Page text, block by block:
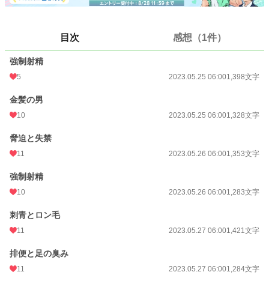
初回公開日時 2023.05.25 06:00
月間ポイント
累計ポイント
目次 感想（1件）
強制射精
5 2023.05.25 06:001,398文字
金髪の男
10 2023.05.25 06:001,328文字
脅迫と失禁
11 2023.05.26 06:001,353文字
強制射精
10 2023.05.26 06:001,283文字
刺青とロン毛
11 2023.05.27 06:001,421文字
排便と足の臭み
11 2023.05.27 06:001,284文字